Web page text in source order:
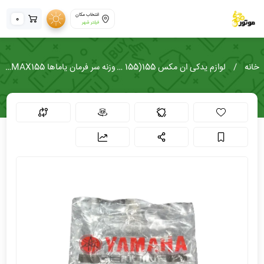
انتخاب مکان
فیلتر شهر
0
خانه لوازم یدکی ان مکس 155(NMAX 155) وزنه سر فرمان یاماها NMAX155 اصلی